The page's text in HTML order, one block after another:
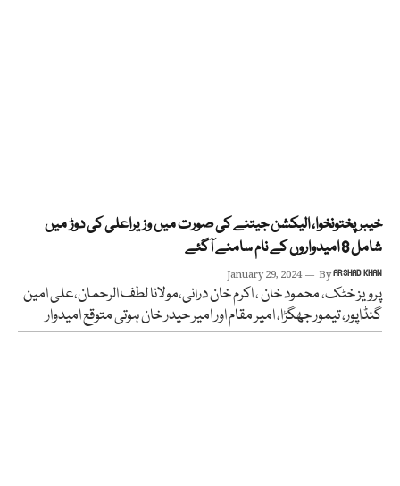
خیبر پختونخوا، الیکشن جیتنے کی صورت میں وزیراعلی کی دوڑ میں
شامل 8 امیدواروں کے نام سامنے آگئے
January 29, 2024 ByARSHAD KHAN
پرویز خٹک، محمود خان ، اکرم خان درانی،مولانا لطف الرحمان،علی امین
گنڈاپور، تیمور جھگڑا، امیر مقام اور امیر حیدر خان ہوتی متوقع امیدوار